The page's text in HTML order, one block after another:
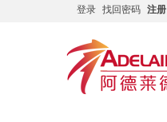
登录 找回密码 注册